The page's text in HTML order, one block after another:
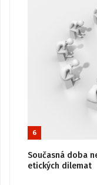
6
Současná doba
etických dilemat